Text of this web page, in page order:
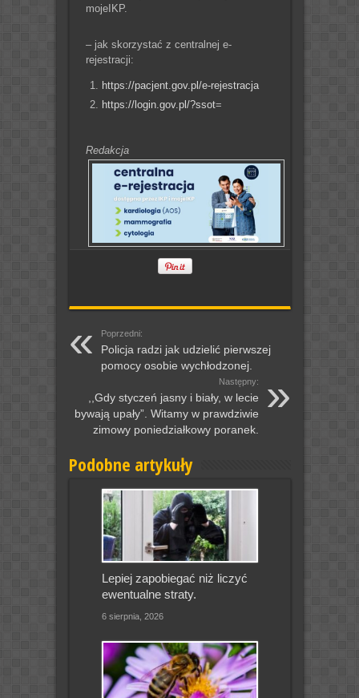
mojeIKP.
– jak skorzystać z centralnej e-
rejestracji:
https://pacjent.gov.pl/e-rejestracja
https://login.gov.pl/?ssot=
Redakcja
Poprzedni:
Policja radzi jak udzielić pierwszej
pomocy osobie wychłodzonej.
Następny:
,,Gdy styczeń jasny i biały, w lecie
bywają upały”. Witamy w prawdziwie
zimowy poniedziałkowy poranek.
Podobne artykuły
Lepiej zapobiegać niż liczyć
ewentualne straty.
6 sierpnia, 2026